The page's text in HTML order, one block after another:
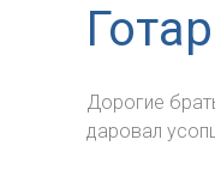
Дорогие
даровал